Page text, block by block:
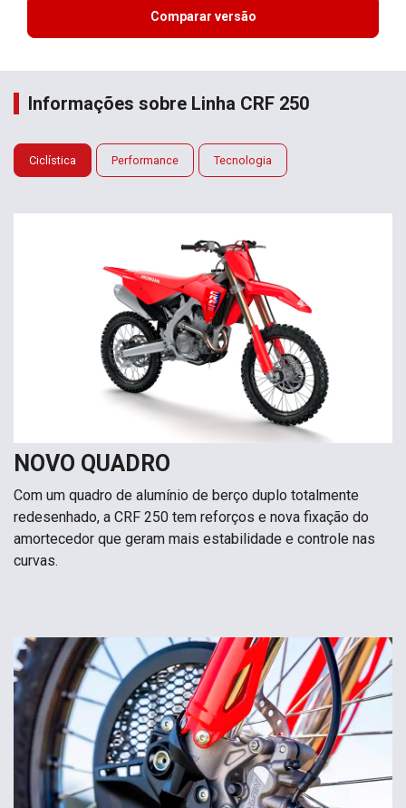
Comparar versão
Informações sobre Linha CRF 250
Ciclística Performance Tecnologia
NOVO QUADRO
Com um quadro de alumínio de berço duplo totalmente
redesenhado, a CRF 250 tem reforços e nova fixação do
amortecedor que geram mais estabilidade e controle nas
curvas.